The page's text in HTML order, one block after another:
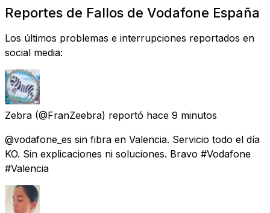
Reportes de Fallos de Vodafone España
Los últimos problemas e interrupciones reportados en
social media:
Zebra (@FranZeebra) reportó hace 9 minutos
@vodafone_es sin fibra en Valencia. Servicio todo el día
KO. Sin explicaciones ni soluciones. Bravo #Vodafone
#Valencia